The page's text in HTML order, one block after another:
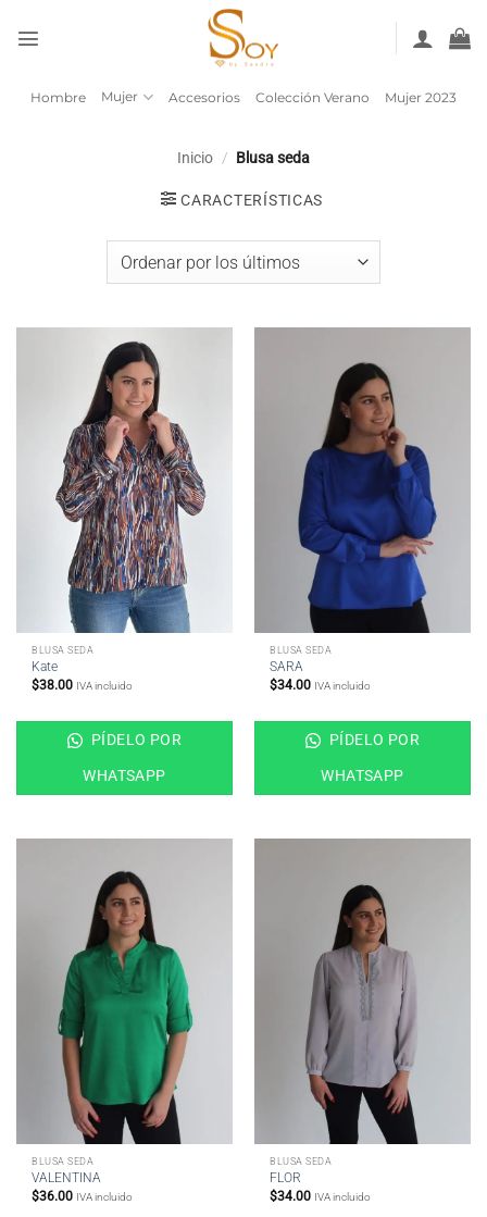
Hombre Mujer Accesorios Colección Verano Mujer 2023
Inicio / Blusa seda
CARACTERÍSTICAS
BLUSA SEDA
Kate
$38.00 IVA incluido
PÍDELO POR
WHATSAPP
BLUSA SEDA
SARA
$34.00 IVA incluido
PÍDELO POR
WHATSAPP
BLUSA SEDA
VALENTINA
$36.00 IVA incluido
BLUSA SEDA
FLOR
$34.00 IVA incluido